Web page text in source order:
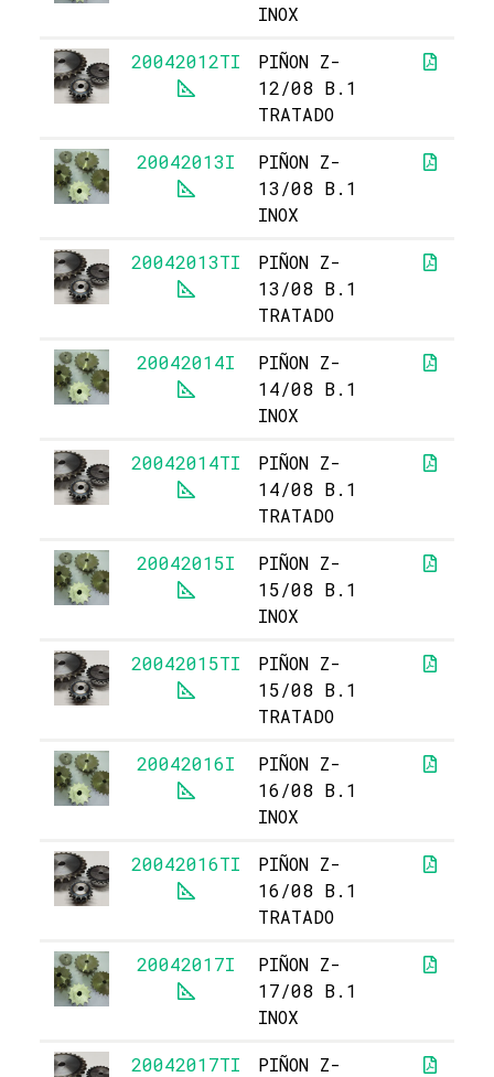
INOX
20042012TI
PIÑON Z-
12/08 B.1
TRATADO
20042013I
PIÑON Z-
13/08 B.1
INOX
20042013TI
PIÑON Z-
13/08 B.1
TRATADO
20042014I
PIÑON Z-
14/08 B.1
INOX
20042014TI
PIÑON Z-
14/08 B.1
TRATADO
20042015I
PIÑON Z-
15/08 B.1
INOX
20042015TI
PIÑON Z-
15/08 B.1
TRATADO
20042016I
PIÑON Z-
16/08 B.1
INOX
20042016TI
PIÑON Z-
16/08 B.1
TRATADO
20042017I
PIÑON Z-
17/08 B.1
INOX
20042017TI PIÑON Z-